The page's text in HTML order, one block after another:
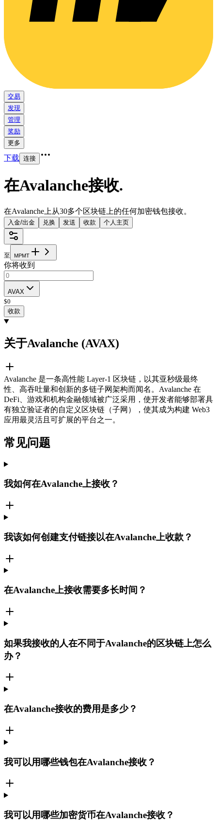
交易
发现
管理
奖励
更多
下载 连接
在Avalanche接收.
在Avalanche上从30多个区块链上的任何加密钱包接收。
入金/出金 兑换 发送 收款 个人主页
至 MPMT
你将收到
AVAX
$0
收款
关于Avalanche (AVAX)
Avalanche 是一条高性能 Layer-1 区块链，以其亚秒级最终
性、高吞吐量和创新的多链子网架构而闻名。Avalanche 在
DeFi、游戏和机构金融领域被广泛采用，使开发者能够部署具
有独立验证者的自定义区块链（子网），使其成为构建 Web3
应用最灵活且可扩展的平台之一。
常见问题
我如何在Avalanche上接收？
我该如何创建支付链接以在Avalanche上收款？
在Avalanche上接收需要多长时间？
如果我接收的人在不同于Avalanche的区块链上怎么
办？
在Avalanche接收的费用是多少？
我可以用哪些钱包在Avalanche接收？
我可以用哪些加密货币在Avalanche接收？